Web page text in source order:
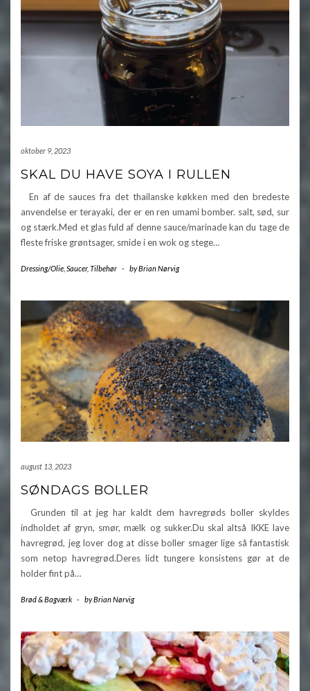
oktober 9, 2023
SKAL DU HAVE SOYA I RULLEN
En af de sauces fra det thailanske køkken med den bredeste
anvendelse er terayaki, der er en ren umami bomber. salt, sød, sur
og stærk.Med et glas fuld af denne sauce/marinade kan du tage de
fleste friske grøntsager, smide i en wok og stege…
Dressing/Olie Saucer, Tilbehør - byBrian Nørvig
august 13, 2023
SØNDAGS BOLLER
Grunden til at jeg har kaldt dem havregrøds boller skyldes
indholdet af gryn, smør, mælk og sukker.Du skal altså IKKE lave
havregrød, jeg lover dog at disse boller smager lige så fantastisk
som netop havregrød.Deres lidt tungere konsistens gør at de
holder fint på…
Brød & Bagværk - byBrian Nørvig